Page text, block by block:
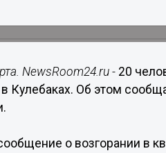
NewsRoom24.ru - 20
Кулебаках. Об этом
о возгорании в